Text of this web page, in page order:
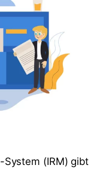
(IRM) gibt